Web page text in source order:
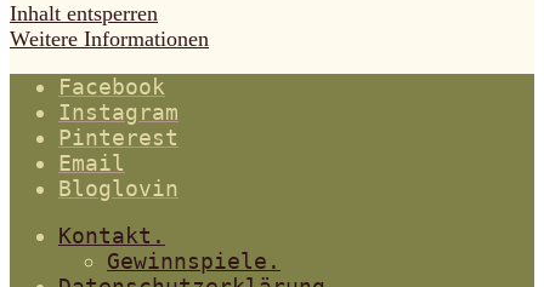
Inhalt entsperren
Weitere Informationen
Facebook
Instagram
Pinterest
Email
Bloglovin
Kontakt.
Gewinnspiele.